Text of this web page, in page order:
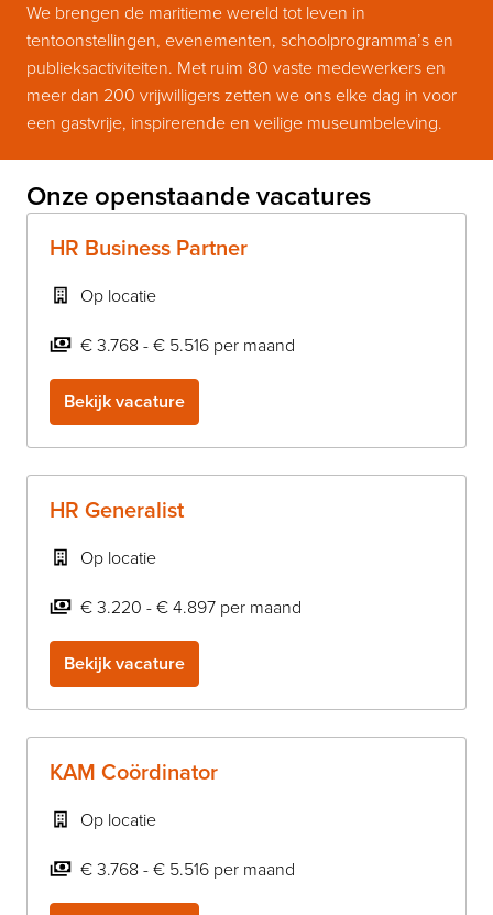
We brengen de maritieme wereld tot leven in
tentoonstellingen, evenementen, schoolprogramma’s en
publieksactiviteiten. Met ruim 80 vaste medewerkers en
meer dan 200 vrijwilligers zetten we ons elke dag in voor
een gastvrije, inspirerende en veilige museumbeleving.
Onze openstaande vacatures
HR Business Partner
Op locatie
€ 3.768 - € 5.516 per maand
Bekijk vacature
HR Generalist
Op locatie
€ 3.220 - € 4.897 per maand
Bekijk vacature
KAM Coördinator
Op locatie
€ 3.768 - € 5.516 per maand